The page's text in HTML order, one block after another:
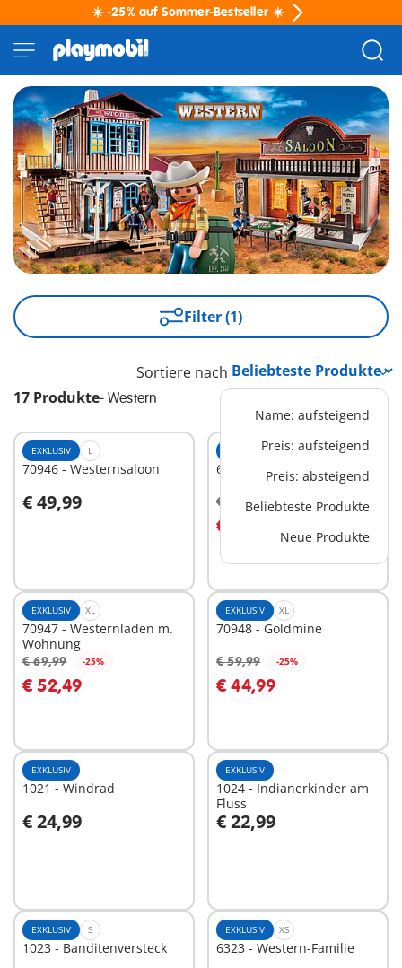
☀️ -25% auf Sommer-Bestseller ☀️
Filter (1)
17 Produkte- Western
Sortiere nach
Name: aufsteigend
Preis: aufsteigend
Preis: absteigend
Beliebteste Produkte
Neue Produkte
EXKLUSIV L
70946 - Westernsaloon
€ 49,99
In den Warenkorb
EXKLUSIV XS
6272 - 3 Sioux-Indianer
€ 8,99 -25%
€ 6,74
In den Warenkorb
EXKLUSIV XL
70947 - Westernladen m.
Wohnung
€ 69,99 -25%
€ 52,49
In den Warenkorb
EXKLUSIV XL
70948 - Goldmine
€ 59,99 -25%
€ 44,99
In den Warenkorb
EXKLUSIV
1021 - Windrad
€ 24,99
In den Warenkorb
EXKLUSIV
1024 - Indianerkinder am
Fluss
€ 22,99
In den Warenkorb
EXKLUSIV S
1023 - Banditenversteck
EXKLUSIV XS
6323 - Western-Familie